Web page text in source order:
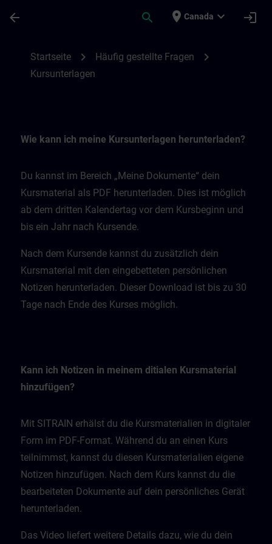
arrow_back search place Canada expand_more login
Startseite chevron_right Häufig gestellte Fragen chevron_right
Kursunterlagen
Wie kann ich meine Kursunterlagen herunterladen?
Du kannst im Bereich „Meine Dokumente“ dein
Kursmaterial als PDF herunterladen. Dies ist möglich
ab dem dritten Kalendertag vor dem Kursbeginn und
bis ein Jahr nach Kursende.
Nach dem Kursende kannst du zusätzlich dein
Kursmaterial mit den eingebetteten persönlichen
Notizen herunterladen. Dieser Download ist bis zu 30
Tage nach Ende des Kurses möglich.
Kann ich Notizen in meinem ditialen Kursmaterial
hinzufügen?
Mit SITRAIN erhälst du die Kursmaterialien in digitaler
Form im PDF-Format. Während du an einen Kurs
teilnimmst, kannst du diesen Kursmaterialien eigene
Notizen hinzufügen. Nach dem Kurs kannst du die
bearbeiteten Dokumente auf dein persönliches Gerät
herunterladen.
Das Video liefert weitere Details dazu, wie du dein